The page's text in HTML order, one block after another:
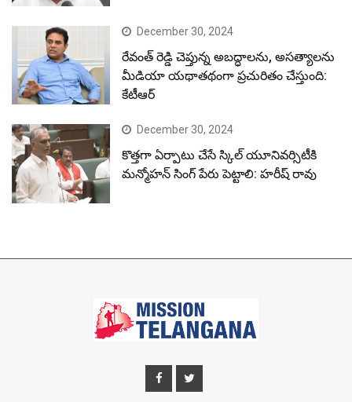
December 30, 2024
రేవంత్ రెడ్డి చెప్తున్న అబద్ధాలను, అసత్యాలను
మీడియా యథాతథంగా ప్రచురితం చేస్తుంది:
కేటీఆర్
December 30, 2024
కొత్తగా ఏర్పాటు చేసే స్కిల్ యూనివర్సిటీకి
మన్మోహన్ సింగ్ పేరు పెట్టాలి: హరీష్ రావు